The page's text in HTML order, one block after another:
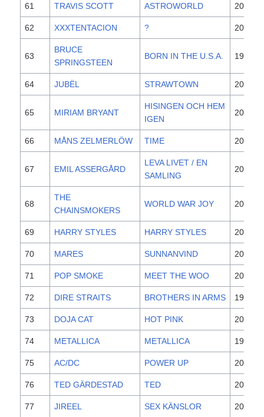
61 TRAVIS SCOTT ASTROWORLD 2018
62 XXXTENTACION ? 2018
63
BRUCE
SPRINGSTEEN
BORN IN THE U.S.A. 1984
64 JUBËL STRAWTOWN 2020
65 MIRIAM BRYANT
HISINGEN OCH HEM
IGEN
2016
66 MÅNS ZELMERLÖW TIME 2020
67 EMIL ASSERGÅRD
LEVA LIVET / EN
SAMLING
2019
68
THE
CHAINSMOKERS
WORLD WAR JOY 2019
69 HARRY STYLES HARRY STYLES 2017
70 MARES SUNNANVIND 2019
71 POP SMOKE MEET THE WOO 2019
72 DIRE STRAITS BROTHERS IN ARMS 1985
73 DOJA CAT HOT PINK 2019
74 METALLICA METALLICA 1991
75 AC/DC POWER UP 2020
76 TED GÄRDESTAD TED 2018
77 JIREEL SEX KÄNSLOR 2020